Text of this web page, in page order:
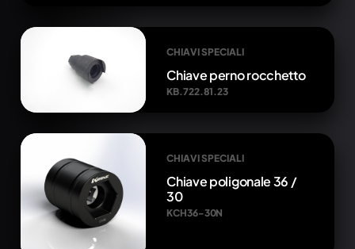
CHIAVI SPECIALI
Chiave perno rocchetto
KB.722.81.23
CHIAVI SPECIALI
Chiave poligonale 36 /
30
KCH36-30N